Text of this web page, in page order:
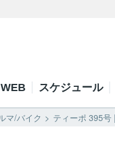
スケジュール
マ/バイク ティーポ 395